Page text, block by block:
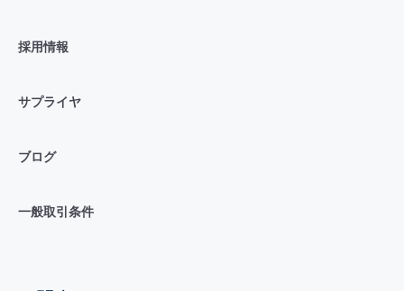
採用情報
サプライヤ
ブログ
一般取引条件